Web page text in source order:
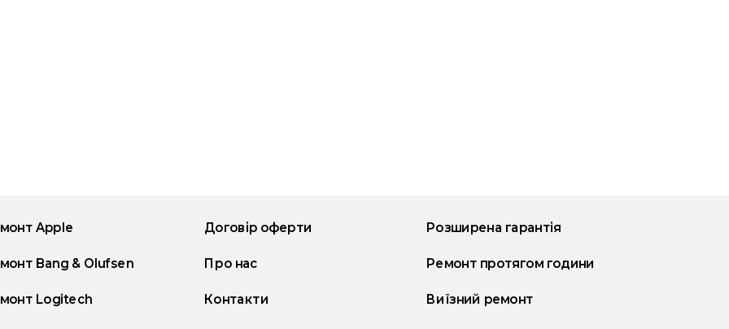
Apple
Bang & Olufsen
Logitech
Договір оферти
Про нас
Контакти
Розширена гарантія
Ремонт протягом години
Виїзний ремонт